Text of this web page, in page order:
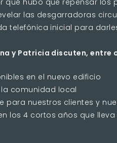
qué hubo que repensar los
las desgarradoras
telefónica inicial para
y Patricia discuten, entre
en el nuevo edificio
comunidad local
para nuestros clientes y
los 4 cortos años que